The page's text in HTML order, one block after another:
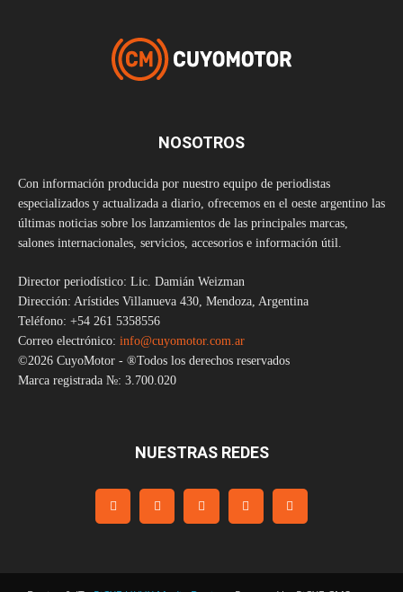
NOSOTROS
Con información producida por nuestro equipo de periodistas
especializados y actualizada a diario, ofrecemos en el oeste argentino las
últimas noticias sobre los lanzamientos de las principales marcas,
salones internacionales, servicios, accesorios e información útil.
Director periodístico: Lic. Damián Weizman
Dirección: Arístides Villanueva 430, Mendoza, Argentina
Teléfono: +54 261 5358556
Correo electrónico: info@cuyomotor.com.ar
©2026 CuyoMotor - ®Todos los derechos reservados
Marca registrada №: 3.700.020
NUESTRAS REDES